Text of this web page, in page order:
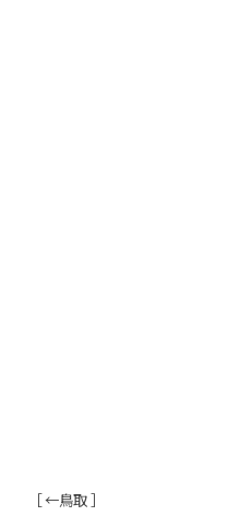
［ ←鳥取 ］